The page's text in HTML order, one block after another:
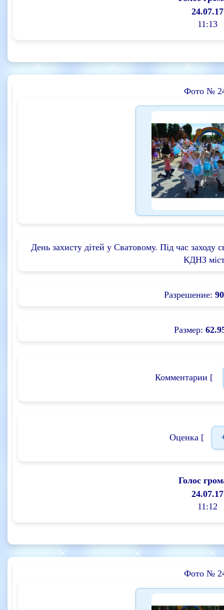
24.07.17
11:13
Фото №
День захисту дітей у Сватовому. Під час заходу
КДНЗ
Разрешение:
Размер:
Комментарии [
Оценка [
Голос
24.07.17
11:12
Фото №